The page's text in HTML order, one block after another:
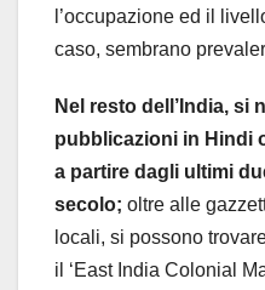
l’occupazione ed il
caso, sembrano
Nel resto dell’India, si
pubblicazioni in Hindi
a partire dagli ultimi
secolo; oltre alle
locali, si possono
il ‘East India Colonial